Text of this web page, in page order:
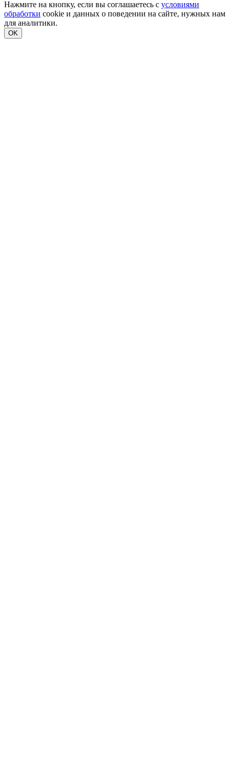
Нажмите на кнопку, если вы соглашаетесь с условиями
обработки cookie и данных о поведении на сайте, нужных нам
для аналитики.
OK